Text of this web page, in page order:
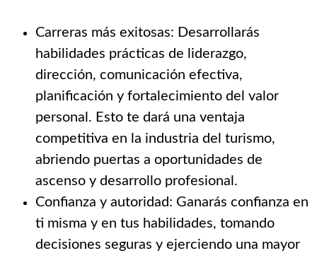
Carreras más exitosas: Desarrollarás
habilidades prácticas de liderazgo,
dirección, comunicación efectiva,
planificación y fortalecimiento del valor
personal. Esto te dará una ventaja
competitiva en la industria del turismo,
abriendo puertas a oportunidades de
ascenso y desarrollo profesional.
Confianza y autoridad: Ganarás confianza en
ti misma y en tus habilidades, tomando
decisiones seguras y ejerciendo una mayor